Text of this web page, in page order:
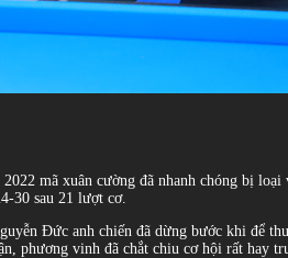
mã xuân cường đã nhanh chóng bị
30 sau 21 lượt cơ.
Đức anh chiến đã dừng bước khi để
phương vinh đã chắt chiu cơ hội rất hay